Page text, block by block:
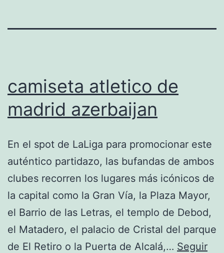
camiseta atletico de
madrid azerbaijan
En el spot de LaLiga para promocionar este
auténtico partidazo, las bufandas de ambos
clubes recorren los lugares más icónicos de
la capital como la Gran Vía, la Plaza Mayor,
el Barrio de las Letras, el templo de Debod,
el Matadero, el palacio de Cristal del parque
de El Retiro o la Puerta de Alcalá,… Seguir